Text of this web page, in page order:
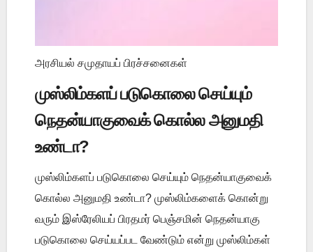
அரசியல் சமுதாயப் பிரச்சனைகள்
முஸ்லிம்களப் படுகொலை செய்யும்
நெதன்யாகுவைக் கொல்ல அனுமதி
உண்டா?
முஸ்லிம்களப் படுகொலை செய்யும் நெதன்யாகுவைக்
கொல்ல அனுமதி உண்டா? முஸ்லிம்களைக் கொன்று
வரும் இஸ்ரேலியப் பிரதமர் பெஞ்சமின் நெதன்யாகு
படுகொலை செய்யப்பட வேண்டும் என்று முஸ்லிம்கள்